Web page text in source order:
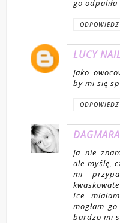
go
ODPOWIEDZ
LUCY
Jako
by mi się
ODPOWIEDZ
DAGMARA
Ja nie
ale myślę,
mi
Ice
mogłam
bardzo mi